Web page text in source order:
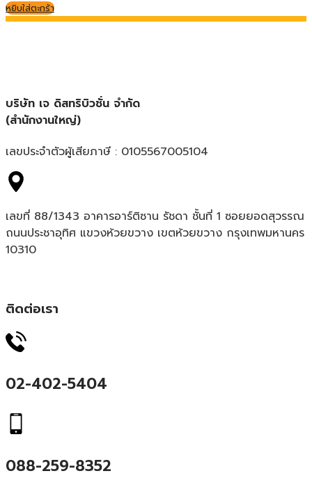
หยิบใส่ตะกร้า
บริษัท เจ ดิสทริบิวชั่น จำกัด
(สำนักงานใหญ่)
เลขประจำตัวผู้เสียภาษี : 0105567005104
เลขที่ 88/1343 อาคารอาร์ติซาน รัชดา ชั้นที่ 1 ซอยยอดสุวรรณ
ถนนประชาอุทิศ แขวงห้วยขวาง เขตห้วยขวาง กรุงเทพมหานคร
10310
ติดต่อเรา
02-402-5404
088-259-8352